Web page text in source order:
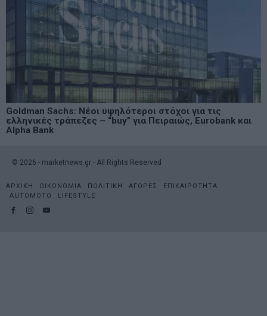
Goldman Sachs: Νέοι υψηλότεροι στόχοι για τις
ελληνικές τράπεζες – “buy” για Πειραιώς, Eurobank και
Alpha Bank
© 2026 - marketnews.gr - All Rights Reserved
ΑΡΧΙΚΗ ΟΙΚΟΝΟΜΙΑ ΠΟΛΙΤΙΚΗ ΑΓΟΡΕΣ
ΕΠΙΚΑΙΡΟΤΗΤΑ
AUTOMOTO
LIFESTYLE